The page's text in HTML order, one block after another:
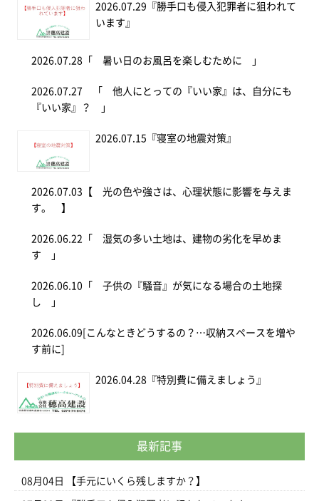
2026.07.29 『勝手口も侵入犯罪者に狙われて
います』
2026.07.28 「 暑い日のお風呂を楽しむために 」
2026.07.27 「 他人にとっての『いい家』は、自分にも
『いい家』？ 」
2026.07.15 『寝室の地震対策』
2026.07.03 【 光の色や強さは、心理状態に影響を与えま
す。 】
2026.06.22 「 湿気の多い土地は、建物の劣化を早めま
す 」
2026.06.10 「 子供の『騒音』が気になる場合の土地探
し 」
2026.06.09 [こんなときどうするの？…収納スペースを増や
す前に]
2026.04.28 『特別費に備えましょう』
最新記事
08月04日 【手元にいくら残しますか？】